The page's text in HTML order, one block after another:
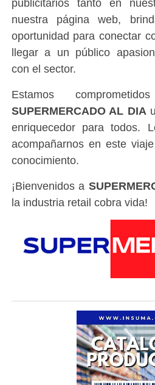
publicitarios tanto en
nuestra página web,
oportunidad para conectar
llegar a un público
con el sector.
Estamos
SUPERMERCADO AL DIA
enriquecedor para todos.
acompañarnos en este
conocimiento.
¡Bienvenidos a
la industria retail cobra vida!